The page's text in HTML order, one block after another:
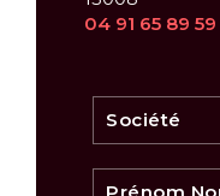
04 91 65 89 59